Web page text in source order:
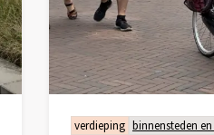
verdieping binnensteden